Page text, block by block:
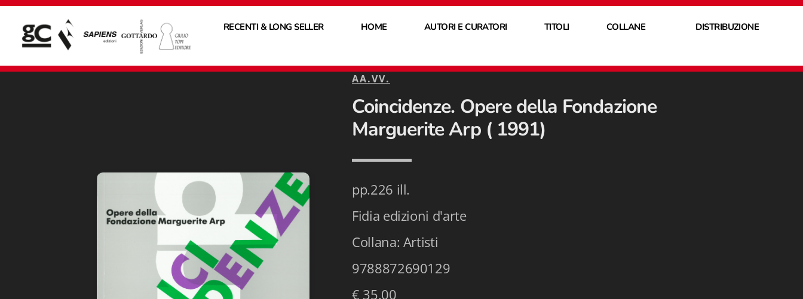
RECENTI & LONG SELLER HOME AUTORI E CURATORI TITOLI COLLANE DISTRIBUZIONE
AA.VV.
Coincidenze. Opere della Fondazione
Marguerite Arp ( 1991)
pp.226 ill.
Fidia edizioni d'arte
Collana: Artisti
9788872690129
€ 35.00